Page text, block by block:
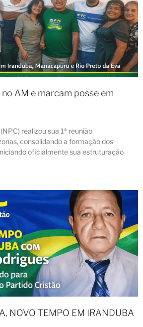
AM e marcam posse em
realizou sua 1ª reunião
consolidando a formação dos
oficialmente sua estruturação
NOVO TEMPO EM IRANDUBA